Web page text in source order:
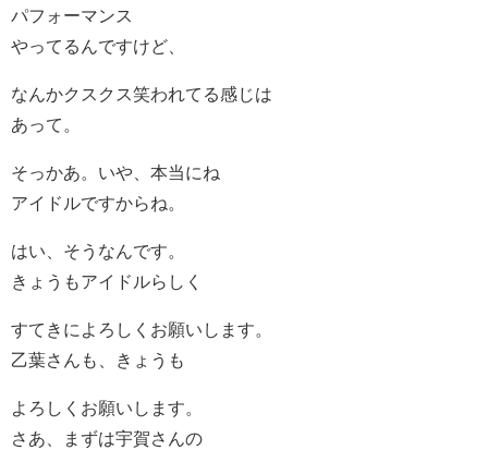
パフォーマンス
やってるんですけど、
なんかクスクス笑われてる感じは
あって。
そっかあ。いや、本当にね
アイドルですからね。
はい、そうなんです。
きょうもアイドルらしく
すてきによろしくお願いします。
乙葉さんも、きょうも
よろしくお願いします。
さあ、まずは宇賀さんの